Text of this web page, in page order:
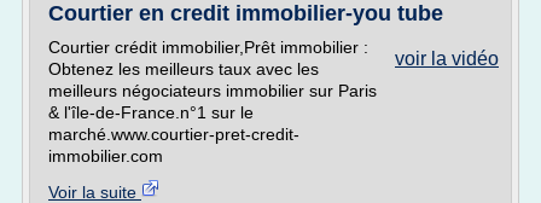
Courtier en credit immobilier-you tube
voir la vidéo
Courtier crédit immobilier,Prêt immobilier :
Obtenez les meilleurs taux avec les
meilleurs négociateurs immobilier sur Paris
& l'île-de-France.n°1 sur le
marché.www.courtier-pret-credit-
immobilier.com
Voir la suite